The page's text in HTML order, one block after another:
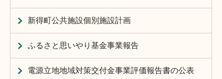
新得町公共施設個別施設計画
ふるさと思いやり基金事業報告
電源立地地域対策交付金事業評価報告書の公表